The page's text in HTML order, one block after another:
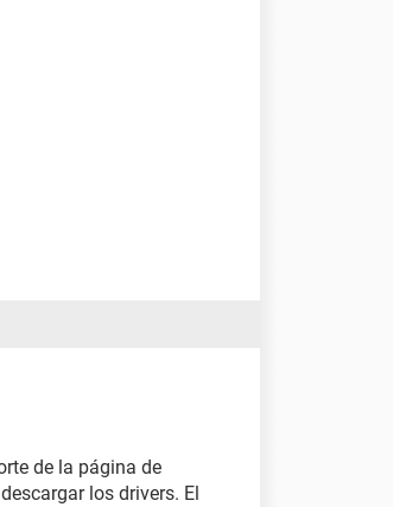
de la página de
los drivers. El